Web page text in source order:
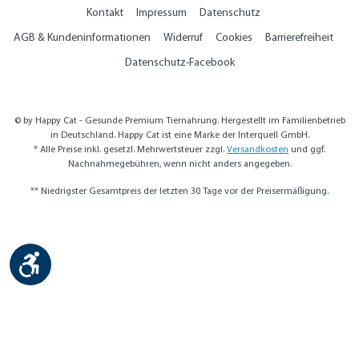
Kontakt Impressum
Datenschutz
AGB & Kundeninformationen
Widerruf Cookies
Barrierefreiheit
Datenschutz-Facebook
© by Happy Cat - Gesunde Premium Tiernahrung. Hergestellt im Familienbetrieb
in Deutschland. Happy Cat ist eine Marke der Interquell GmbH.
* Alle Preise inkl. gesetzl. Mehrwertsteuer zzgl. Versandkosten und ggf.
Nachnahmegebühren, wenn nicht anders angegeben.
** Niedrigster Gesamtpreis der letzten 30 Tage vor der Preisermäßigung.
Werkzeugleiste anzeigen